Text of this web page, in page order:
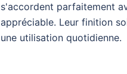
s'accordent parfaitement
appréciable. Leur finition
une utilisation quotidienne.